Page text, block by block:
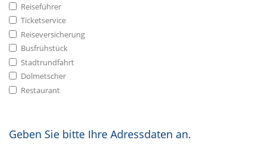
Reiseführer
Ticketservice
Reiseversicherung
Busfrühstück
Stadtrundfahrt
Dolmetscher
Restaurant
Geben Sie bitte Ihre Adressdaten an.